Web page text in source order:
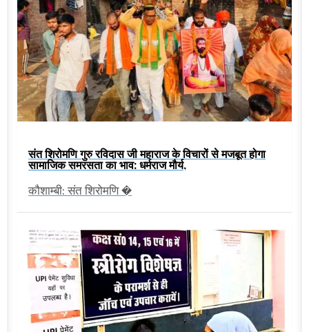
संत शिरोमणि गुरु रविदास जी महाराज के विचारों से मजबूत होगा
सामाजिक समरसता का भाव: धर्मराज मौर्य,
कौशाम्बी: संत शिरोमणि �